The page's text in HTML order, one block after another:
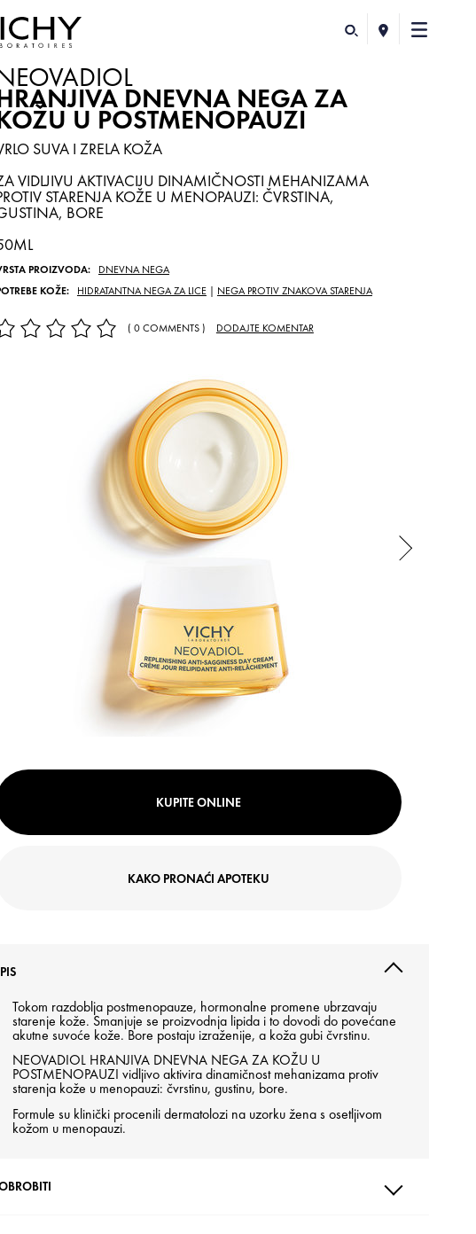
DNEVNA NEGA ZA
U POSTMENOPAUZI
SUVA I ZRELA KOŽA
VIDLJIVU AKTIVACIJU DINAMIČNOSTI MEHANIZAMA
STARENJA KOŽE U MENOPAUZI: ČVRSTINA,
BORE
PROIZVODA:
DNEVNA NEGA
KOŽE:
HIDRATANTNA NEGA ZA LICE| NEGA PROTIV ZNAKOVA STARENJA
( 0 COMMENTS ) DODAJTE KOMENTAR
KUPITE ONLINE
KAKO PRONAĆI APOTEKU
Tokom razdoblja postmenopauze, hormonalne promene ubrzavaju
starenje kože. Smanjuje se proizvodnja lipida i to dovodi do povećane
akutne suvoće kože. Bore postaju izraženije, a koža gubi čvrstinu.
NEOVADIOL HRANJIVA DNEVNA NEGA ZA KOŽU U
POSTMENOPAUZI vidljivo aktivira dinamičnost mehanizama protiv
starenja kože u menopauzi: čvrstinu, gustinu, bore.
Formule su klinički procenili dermatolozi na uzorku žena s osetljivom
kožom u menopauzi.